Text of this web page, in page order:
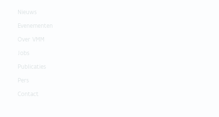
Nieuws
Evenementen
Over VMM
Jobs
Publicaties
Pers
Contact